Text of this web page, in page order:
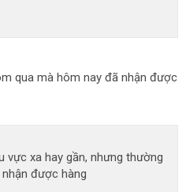
qua mà hôm nay đã nhận được
vực xa hay gần, nhưng thường
được hàng